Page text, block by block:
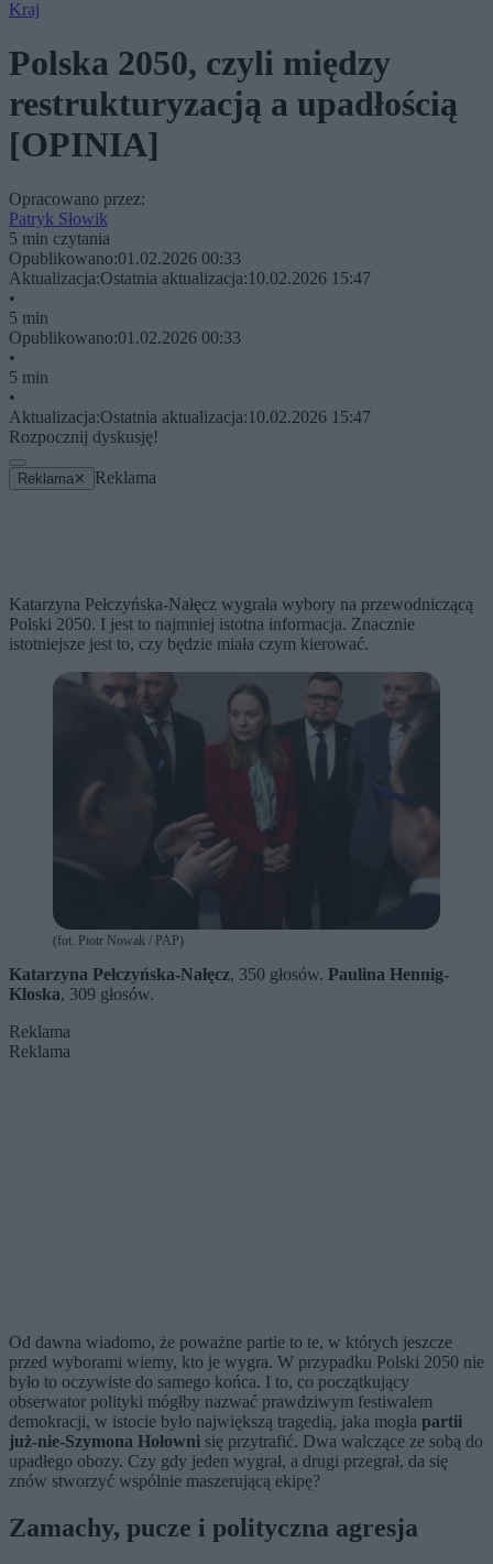
Kraj
Polska 2050, czyli między
restrukturyzacją a upadłością
[OPINIA]
Opracowano przez:
Patryk Słowik
5 min czytania
Opublikowano:01.02.2026 00:33
Aktualizacja:Ostatnia aktualizacja:10.02.2026 15:47
•
5 min
Opublikowano:01.02.2026 00:33
•
5 min
•
Aktualizacja:Ostatnia aktualizacja:10.02.2026 15:47
Rozpocznij dyskusję!
Reklama ✕ Reklama
Katarzyna Pełczyńska-Nałęcz wygrała wybory na przewodniczącą
Polski 2050. I jest to najmniej istotna informacja. Znacznie
istotniejsze jest to, czy będzie miała czym kierować.
(fot. Piotr Nowak / PAP)
Katarzyna Pełczyńska-Nałęcz, 350 głosów. Paulina Hennig-
Kloska, 309 głosów.
Reklama
Reklama
Od dawna wiadomo, że poważne partie to te, w których jeszcze
przed wyborami wiemy, kto je wygra. W przypadku Polski 2050 nie
było to oczywiste do samego końca. I to, co początkujący
obserwator polityki mógłby nazwać prawdziwym festiwalem
demokracji, w istocie było największą tragedią, jaka mogła partii
już-nie-Szymona Hołowni się przytrafić. Dwa walczące ze sobą do
upadłego obozy. Czy gdy jeden wygrał, a drugi przegrał, da się
znów stworzyć wspólnie maszerującą ekipę?
Zamachy, pucze i polityczna agresja